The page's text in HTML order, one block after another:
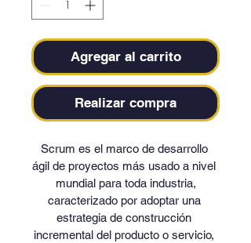
Agregar al carrito
Realizar compra
Scrum es el marco de desarrollo
ágil de proyectos más usado a nivel
mundial para toda industria,
caracterizado por adoptar una
estrategia de construcción
incremental del producto o servicio,